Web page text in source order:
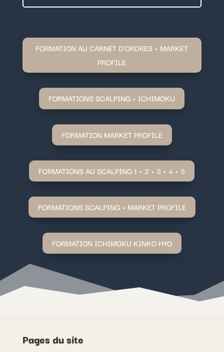
FORMATION AU CARNET D'ORDRES + MARKET
PROFILE
FORMATIONS SCALPING + ICHIMOKU
FORMATION MARKET PROFILE
FORMATIONS AU SCALPING 1 + 2 + 3 + 4 + 5
FORMATIONS SCALPING + MARKET PROFILE
FORMATION ICHIMOKU KINKO HYO
Pages du site